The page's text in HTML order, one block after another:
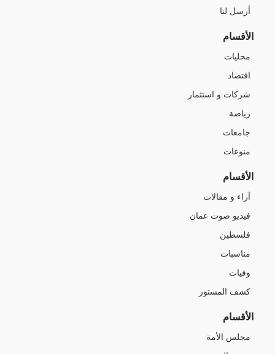
أرسل لنا
الأقسام
محليات
اقتصاد
شركات و استثمار
رياضة
جامعات
منوعات
الأقسام
آراء و مقالات
فيديو صوت عمان
فلسطين
مناسبات
وفيات
كشف المستور
الأقسام
مجلس الأمة